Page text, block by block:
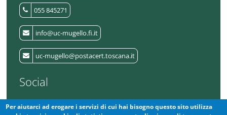
055 845271
info@uc-mugello.fi.it
uc-mugello@postacert.toscana.it
Social
L'Unione
Per aiutarci ad erogare i servizi di cui hai bisogno questo sito utilizza